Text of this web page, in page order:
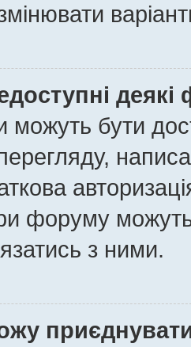
можуть бути
форуму
з ними.